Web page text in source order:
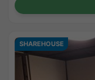
SHAREHOUSE